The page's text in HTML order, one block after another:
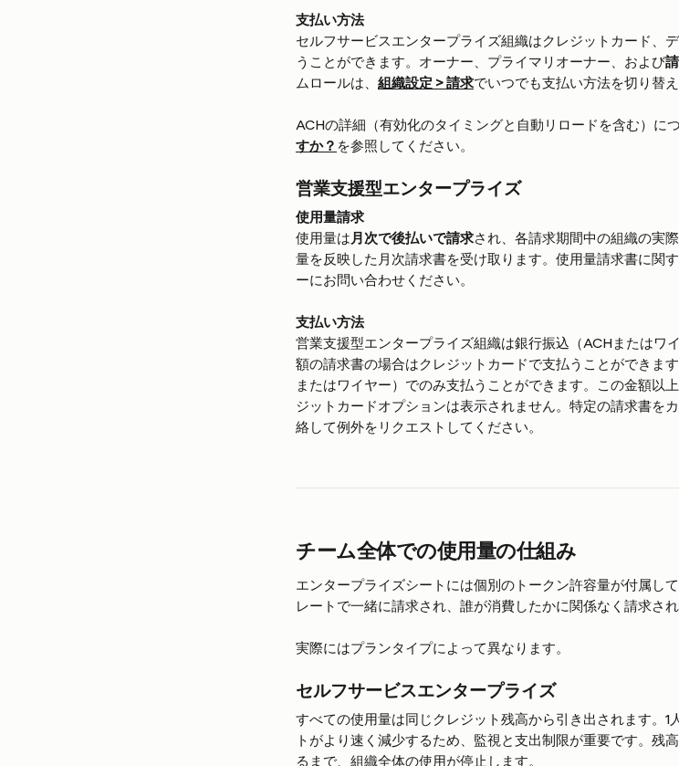
支払い方法
セルフサービスエンタープライズ組織はクレジットカード、
うことができます。オーナー、プライマリオーナー、および
ムロールは、 組織設定 > 請求でいつでも支払い方法を切り替
ACHの詳細（有効化のタイミングと自動リロードを含む）につ
すか？ を参照してください。
営業支援型エンタープライズ
使用量請求
使用量は月次で後払いで請求され、各請求期間中の組織の実
量を反映した月次請求書を受け取ります。使用量請求書に関
ーにお問い合わせください。
支払い方法
営業支援型エンタープライズ組織は銀行振込（ACHまたはワ
額の請求書の場合はクレジットカードで支払うことができま
またはワイヤー）でのみ支払うことができます。この金額以
ジットカードオプションは表示されません。特定の請求書を
絡して例外をリクエストしてください。
チーム全体での使用量の仕組み
エンタープライズシートには個別のトークン許容量が付属し
レートで一緒に請求され、誰が消費したかに関係なく請求され
実際にはプランタイプによって異なります。
セルフサービスエンタープライズ
すべての使用量は同じクレジット残高から引き出されます。
トがより速く減少するため、監視と支出制限が重要です。残
るまで、組織全体の使用が停止します。